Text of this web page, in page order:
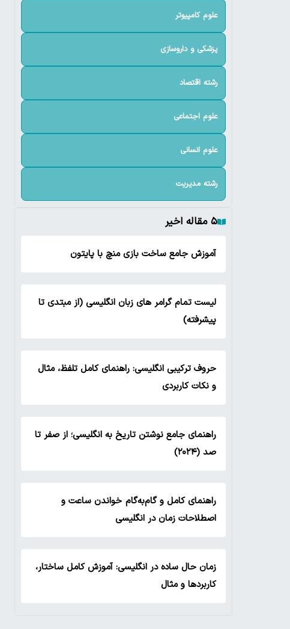
علوم کامپیوتر
پزشکی و داروسازی
رشته اقتصاد
علوم اجتماعی
علوم انسانی
رشته مدیریت
۵ مقاله اخیر
آموزش جامع ساخت بازی منچ با پایتون
لیست تمام گرامر های زبان انگلیسی (از مبتدی تا
پیشرفته)
حروف ترکیبی انگلیسی: راهنمای کامل تلفظ، مثال
و نکات کاربردی
راهنمای جامع نوشتن تاریخ به انگلیسی؛ از صفر تا
صد (۲۰۲۴)
راهنمای کامل و گام‌به‌گام خواندن ساعت و
اصطلاحات زمان در انگلیسی
زمان حال ساده در انگلیسی: آموزش کامل ساختار،
کاربردها و مثال